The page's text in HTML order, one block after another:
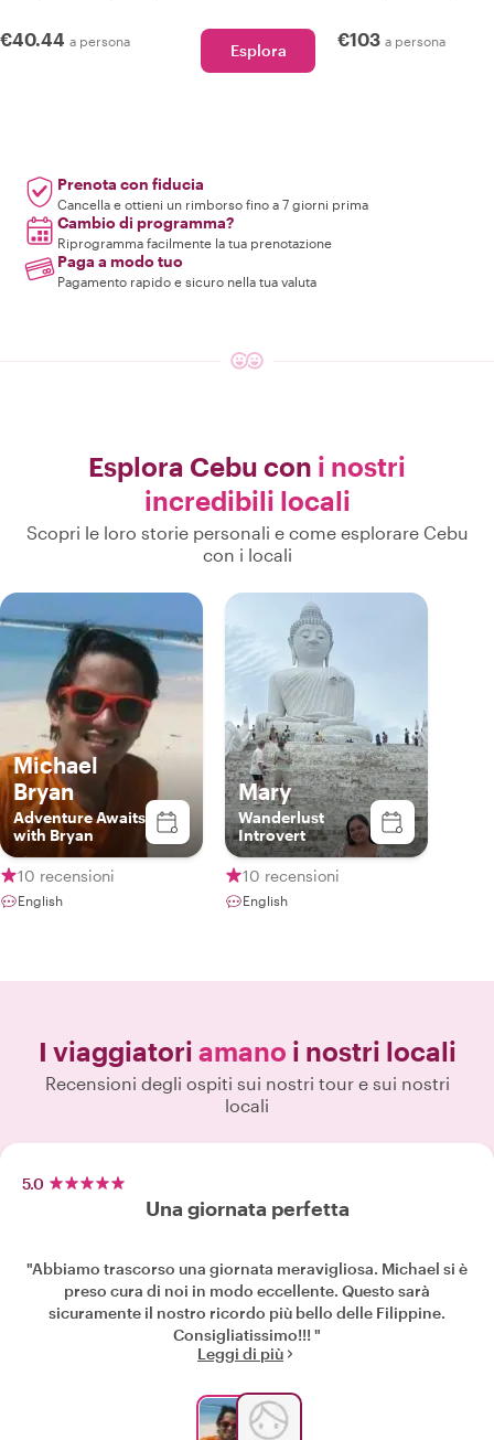
€40.44 a persona Esplora
€103 a persona
Prenota con fiducia
Cancella e ottieni un rimborso fino a 7 giorni prima
Cambio di programma?
Riprogramma facilmente la tua prenotazione
Paga a modo tuo
Pagamento rapido e sicuro nella tua valuta
Esplora Cebu con i nostri
incredibili locali
Scopri le loro storie personali e come esplorare Cebu
con i locali
Michael
Bryan
Adventure Awaits
with Bryan
10 recensioni
English
Mary
Wanderlust
Introvert
10 recensioni
English
I viaggiatori amano i nostri locali
Recensioni degli ospiti sui nostri tour e sui nostri
locali
5.0
Una giornata perfetta
"Abbiamo trascorso una giornata meravigliosa. Michael si è
preso cura di noi in modo eccellente. Questo sarà
sicuramente il nostro ricordo più bello delle Filippine.
Consigliatissimo!!! "
Leggi di più